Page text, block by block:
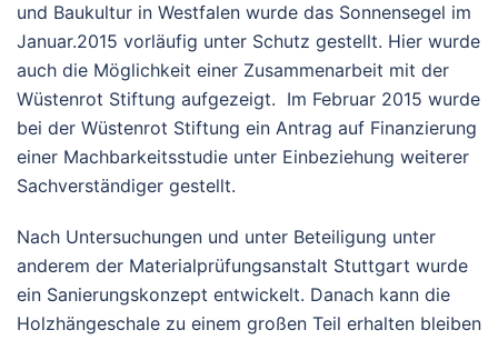
und Baukultur in Westfalen wurde das Sonnensegel im
Januar.2015 vorläufig unter Schutz gestellt. Hier wurde
auch die Möglichkeit einer Zusammenarbeit mit der
Wüstenrot Stiftung aufgezeigt. Im Februar 2015 wurde
bei der Wüstenrot Stiftung ein Antrag auf Finanzierung
einer Machbarkeitsstudie unter Einbeziehung weiterer
Sachverständiger gestellt.
Nach Untersuchungen und unter Beteiligung unter
anderem der Materialprüfungsanstalt Stuttgart wurde
ein Sanierungskonzept entwickelt. Danach kann die
Holzhängeschale zu einem großen Teil erhalten bleiben